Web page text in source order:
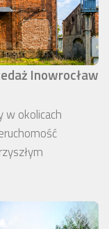
Inowrocław
w okolicach